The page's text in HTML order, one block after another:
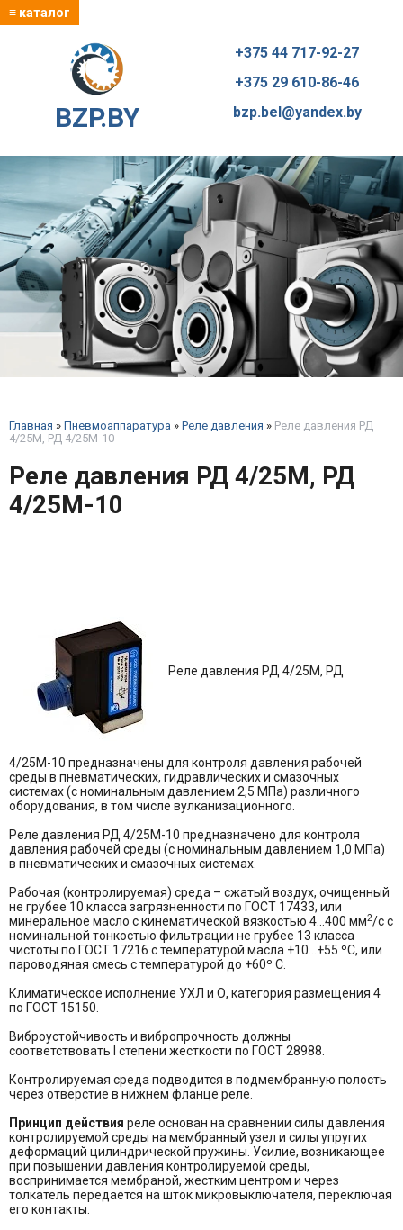
≡ каталог
BZP.BY
+375 44 717-92-27
+375 29 610-86-46
bzp.bel@yandex.by
Главная » Пневмоаппаратура » Реле давления » Реле давления РД
4/25М, РД 4/25М-10
Реле давления РД 4/25М, РД
4/25М-10
Реле давления РД 4/25М, РД
4/25М-10 предназначены для контроля давления рабочей
среды в пневматических, гидравлических и смазочных
системах (с номинальным давлением 2,5 МПа) различного
оборудования, в том числе вулканизационного.
Реле давления РД 4/25М-10 предназначено для контроля
давления рабочей среды (с номинальным давлением 1,0 МПа)
в пневматических и смазочных системах.
Рабочая (контролируемая) среда – сжатый воздух, очищенный
не грубее 10 класса загрязненности по ГОСТ 17433, или
минеральное масло с кинематической вязкостью 4…400 мм2/с с
номинальной тонкостью фильтрации не грубее 13 класса
чистоты по ГОСТ 17216 с температурой масла +10…+55 ºС, или
пароводяная смесь с температурой до +60º С.
Климатическое исполнение УХЛ и О, категория размещения 4
по ГОСТ 15150.
Виброустойчивость и вибропрочность должны
соответствовать I степени жесткости по ГОСТ 28988.
Контролируемая среда подводится в подмембранную полость
через отверстие в нижнем фланце реле.
Принцип действия реле основан на сравнении силы давления
контролируемой среды на мембранный узел и силы упругих
деформаций цилиндрической пружины. Усилие, возникающее
при повышении давления контролируемой среды,
воспринимается мембраной, жестким центром и через
толкатель передается на шток микровыключателя, переключая
его контакты.